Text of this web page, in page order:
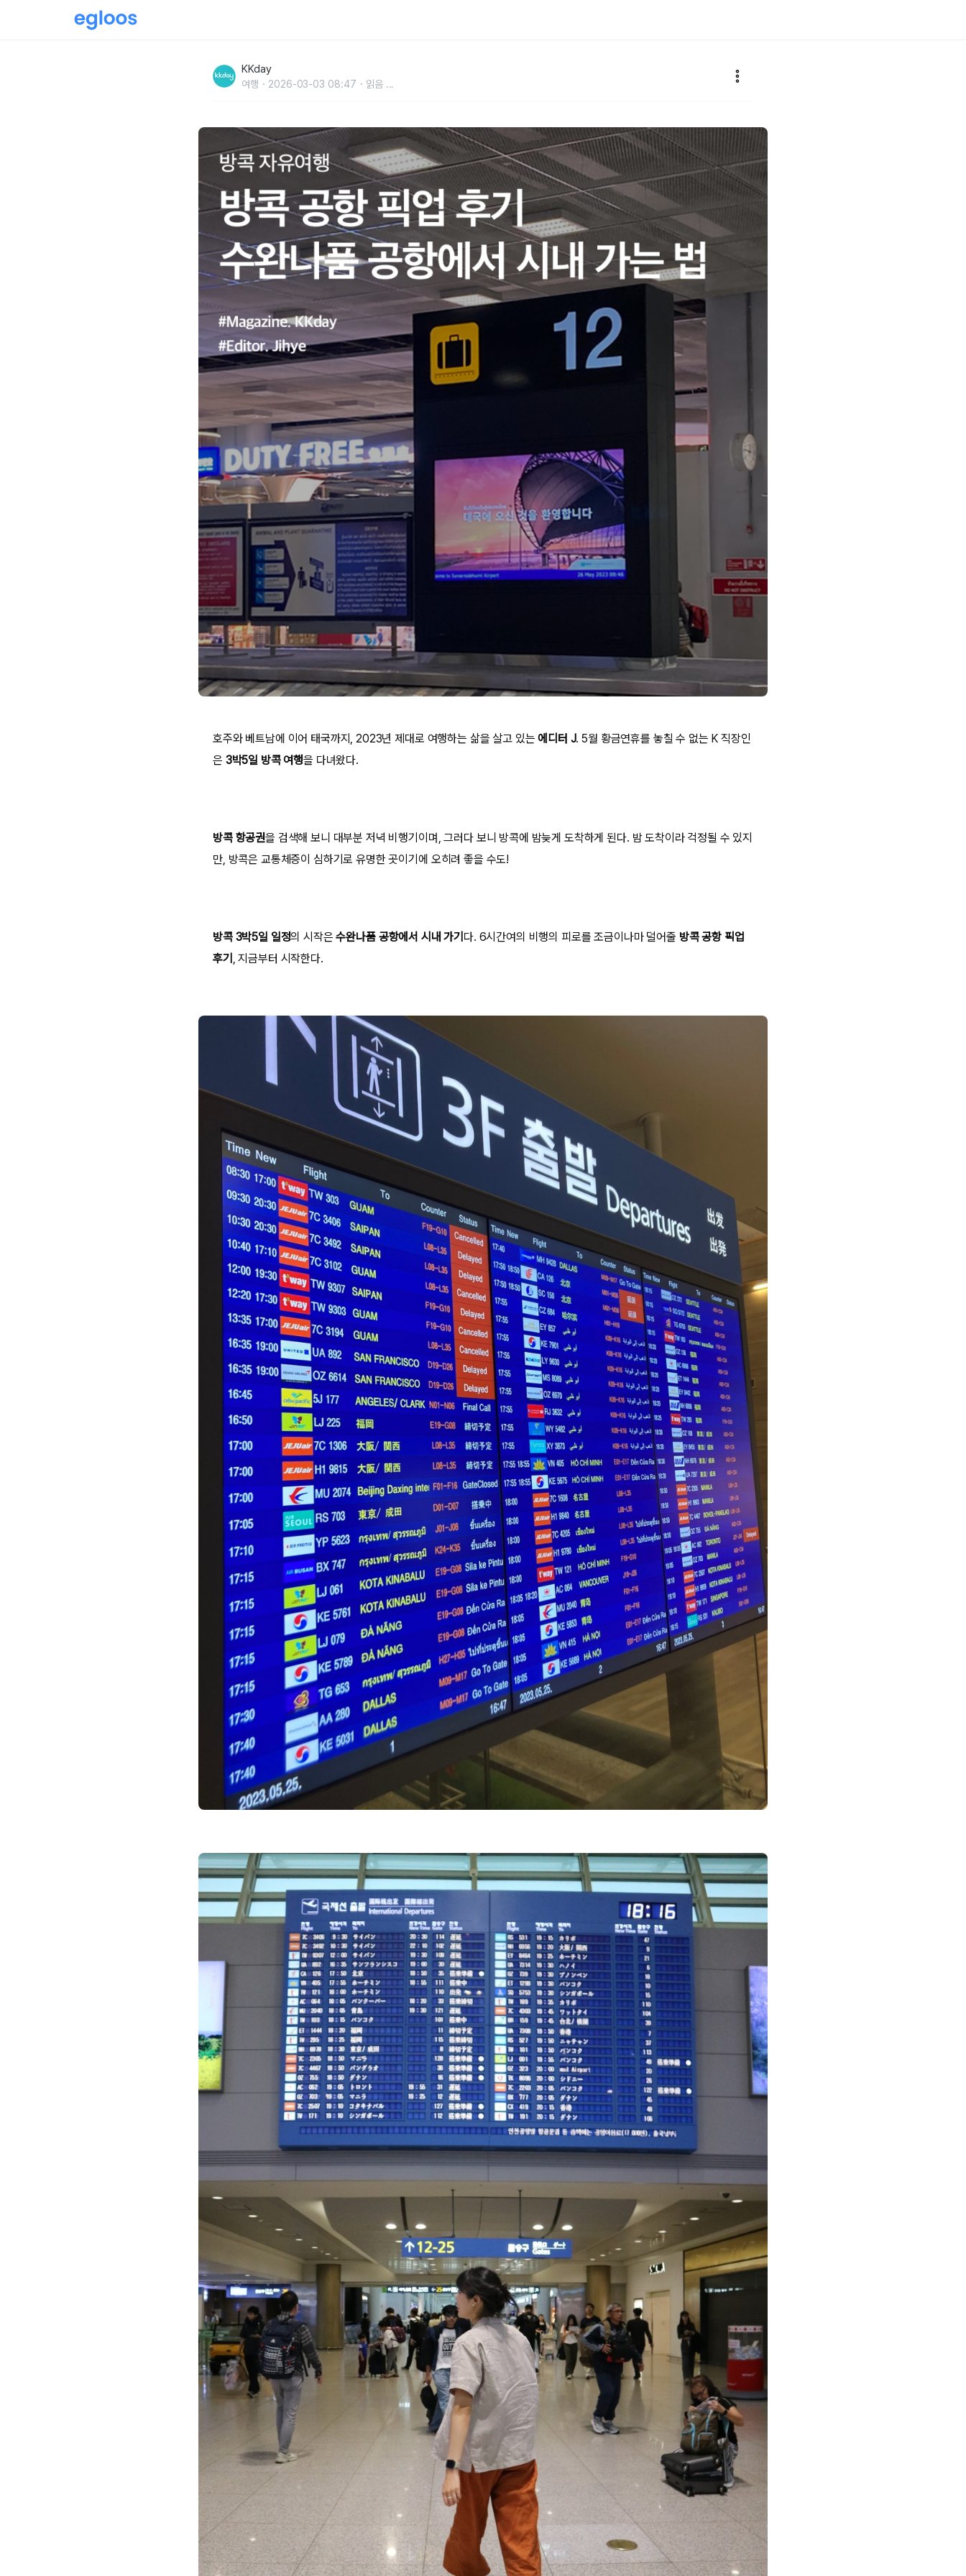
KKday
여행 2026-03-03 08:47 읽음 ...
호주와 베트남에 이어 태국까지, 2023년 제대로 여행하는 삶을 살고 있는에디터 J. 5월 황금연휴를 놓칠 수 없는 K 직장인
은 3박5일 방콕 여행을 다녀왔다.
방콕 항공권을 검색해 보니 대부분 저녁 비행기이며, 그러다 보니 방콕에 밤늦게 도착하게 된다. 밤 도착이라 걱정될 수 있지
만, 방콕은 교통체증이 심하기로 유명한 곳이기에 오히려 좋을 수도!
방콕 3박5일 일정의 시작은 수완나품 공항에서 시내 가기 다. 6시간여의 비행의 피로를 조금이나마 덜어줄 방콕 공항 픽업
후기 , 지금부터 시작한다.